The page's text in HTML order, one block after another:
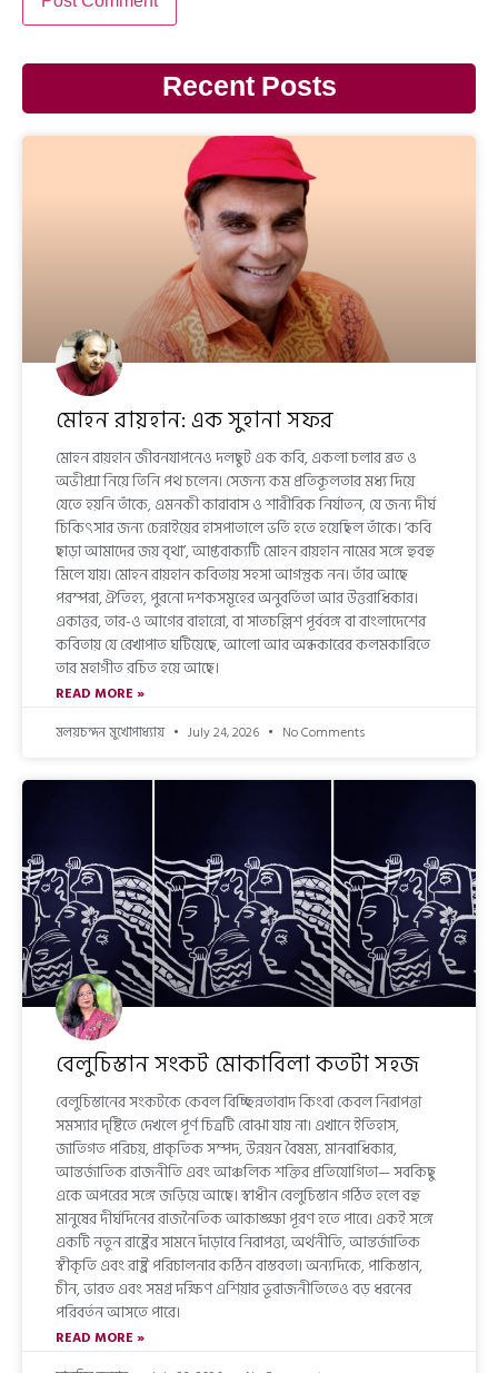
Recent Posts
মোহন রায়হান: এক সুহানা সফর
মোহন রায়হান জীবনযাপনেও দলছুট এক কবি, একলা চলার ব্রত ও
অভীপ্সা নিয়ে তিনি পথ চলেন। সেজন্য কম প্রতিকূলতার মধ্য দিয়ে
যেতে হয়নি তাঁকে, এমনকী কারাবাস ও শারীরিক নির্যাতন, যে জন্য দীর্ঘ
চিকিৎসার জন্য চেন্নাইয়ের হাসপাতালে ভর্তি হতে হয়েছিল তাঁকে। ‘কবি
ছাড়া আমাদের জয় বৃথা’, আপ্তবাক্যটি মোহন রায়হান নামের সঙ্গে হুবহু
মিলে যায়। মোহন রায়হান কবিতায় সহসা আগন্তুক নন। তাঁর আছে
পরম্পরা, ঐতিহ্য, পুরনো দশকসমূহের অনুবর্তিতা আর উত্তরাধিকার।
একাত্তর, তার-ও আগের বাহান্নো, বা সাতচল্লিশ পূর্ববঙ্গ বা বাংলাদেশের
কবিতায় যে রেখাপাত ঘটিয়েছে, আলো আর অন্ধকারের কলমকারিতে
তার মহাগীত রচিত হয়ে আছে।
READ MORE »
মলয়চন্দন মুখোপাধ্যায়
July 24, 2026 No Comments
বেলুচিস্তান সংকট মোকাবিলা কতটা সহজ
বেলুচিস্তানের সংকটকে কেবল বিচ্ছিন্নতাবাদ কিংবা কেবল নিরাপত্তা
সমস্যার দৃষ্টিতে দেখলে পূর্ণ চিত্রটি বোঝা যায় না। এখানে ইতিহাস,
জাতিগত পরিচয়, প্রাকৃতিক সম্পদ, উন্নয়ন বৈষম্য, মানবাধিকার,
আন্তর্জাতিক রাজনীতি এবং আঞ্চলিক শক্তির প্রতিযোগিতা— সবকিছু
একে অপরের সঙ্গে জড়িয়ে আছে। স্বাধীন বেলুচিস্তান গঠিত হলে বহু
মানুষের দীর্ঘদিনের রাজনৈতিক আকাঙ্ক্ষা পূরণ হতে পারে। একই সঙ্গে
একটি নতুন রাষ্ট্রের সামনে দাঁড়াবে নিরাপত্তা, অর্থনীতি, আন্তর্জাতিক
স্বীকৃতি এবং রাষ্ট্র পরিচালনার কঠিন বাস্তবতা। অন্যদিকে, পাকিস্তান,
চীন, ভারত এবং সমগ্র দক্ষিণ এশিয়ার ভূরাজনীতিতেও বড় ধরনের
পরিবর্তন আসতে পারে।
READ MORE »